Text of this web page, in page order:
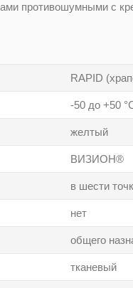
противошумными с
RAPID
-50 до +50
желтый
ВИЗИОН®
в шести
нет
общего
тканевый